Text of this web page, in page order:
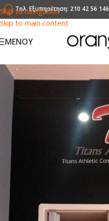
Skip to navigation
Skip to main content
Τηλ. Εξυπηρέτηση: 210 42 56 146
MENOY